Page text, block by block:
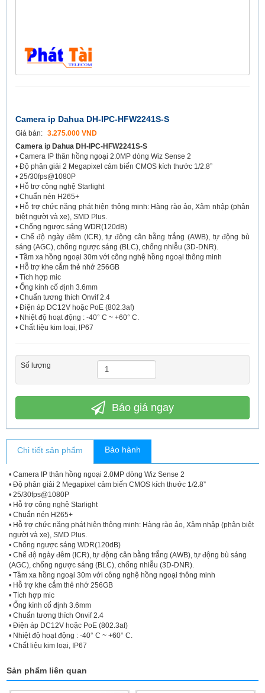
Camera ip Dahua DH-IPC-HFW2241S-S
Giá bán: 3.275.000 VND
Camera ip Dahua DH-IPC-HFW2241S-S
• Camera IP thân hồng ngoại 2.0MP dòng Wiz Sense 2
• Độ phân giải 2 Megapixel cảm biến CMOS kích thước 1/2.8”
• 25/30fps@1080P
• Hỗ trợ công nghệ Starlight
• Chuẩn nén H265+
• Hỗ trợ chức năng phát hiện thông minh: Hàng rào ảo, Xâm nhập (phân
biệt người và xe), SMD Plus.
• Chống ngược sáng WDR(120dB)
• Chế độ ngày đêm (ICR), tự động cân bằng trắng (AWB), tự động bù
sáng (AGC), chống ngược sáng (BLC), chống nhiễu (3D-DNR).
• Tầm xa hồng ngoại 30m với công nghệ hồng ngoại thông minh
• Hỗ trợ khe cắm thẻ nhớ 256GB
• Tích hợp mic
• Ống kính cố định 3.6mm
• Chuẩn tương thích Onvif 2.4
• Điện áp DC12V hoặc PoE (802.3af)
• Nhiệt độ hoạt động : -40° C ~ +60° C.
• Chất liệu kim loại, IP67
Số lượng
Báo giá ngay
Chi tiết sản phẩm Bảo hành
• Camera IP thân hồng ngoại 2.0MP dòng Wiz Sense 2
• Độ phân giải 2 Megapixel cảm biến CMOS kích thước 1/2.8”
• 25/30fps@1080P
• Hỗ trợ công nghệ Starlight
• Chuẩn nén H265+
• Hỗ trợ chức năng phát hiện thông minh: Hàng rào ảo, Xâm nhập (phân biệt
người và xe), SMD Plus.
• Chống ngược sáng WDR(120dB)
• Chế độ ngày đêm (ICR), tự động cân bằng trắng (AWB), tự động bù sáng
(AGC), chống ngược sáng (BLC), chống nhiễu (3D-DNR).
• Tầm xa hồng ngoại 30m với công nghệ hồng ngoại thông minh
• Hỗ trợ khe cắm thẻ nhớ 256GB
• Tích hợp mic
• Ống kính cố định 3.6mm
• Chuẩn tương thích Onvif 2.4
• Điện áp DC12V hoặc PoE (802.3af)
• Nhiệt độ hoạt động : -40° C ~ +60° C.
• Chất liệu kim loại, IP67
Sản phẩm liên quan